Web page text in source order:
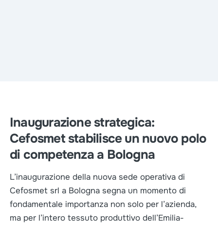
Inaugurazione strategica:
Cefosmet stabilisce un nuovo polo
di competenza a Bologna
L’inaugurazione della nuova sede operativa di
Cefosmet srl a Bologna segna un momento di
fondamentale importanza non solo per l’azienda,
ma per l’intero tessuto produttivo dell’Emilia-